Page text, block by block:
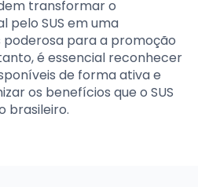
transformar o
pelo SUS em uma
para a promoção
é essencial reconhecer
de forma ativa e
os benefícios que o SUS
brasileiro.